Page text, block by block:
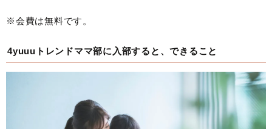
※会費は無料です。
4yuuuトレンドママ部に入部すると、できること